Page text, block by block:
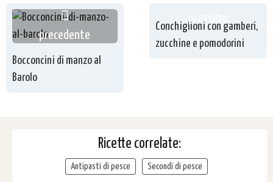
precedente
Bocconcini di manzo al
Barolo
prossimo
Conchiglioni con gamberi,
zucchine e pomodorini
Ricette correlate:
Antipasti di pesce Secondi di pesce